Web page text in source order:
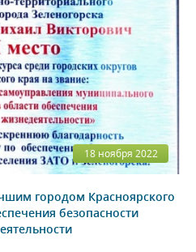
18 ноября 2022
городом Красноярского
безопасности